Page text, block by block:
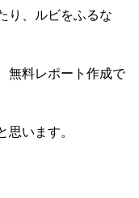
り、ルビをふるな
無料レポート作成で
思います。